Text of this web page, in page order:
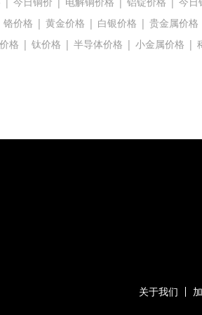
铬价格 | 黄金价格 | 白银价格 | 贵金属价格
格 | 钛价格 | 半导体价格 | 小金属价格 |
关于我们